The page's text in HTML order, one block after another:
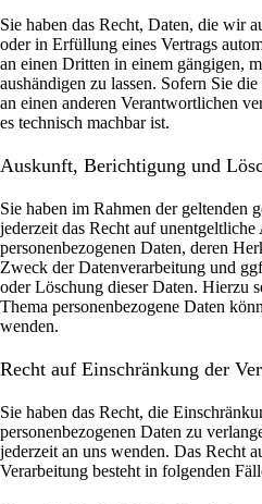
Sie haben das Recht, Daten, die wir
oder in Erfüllung eines Vertrags
an einen Dritten in einem gängigen,
aushändigen zu lassen. Sofern Sie
an einen anderen Verantwortlichen
es technisch machbar ist.
Auskunft, Berichtigung und
Sie haben im Rahmen der geltenden
jederzeit das Recht auf
personenbezogenen Daten, deren
Zweck der Datenverarbeitung und
oder Löschung dieser Daten. Hierzu
Thema personenbezogene Daten
wenden.
Recht auf Einschränkung der
Sie haben das Recht, die
personenbezogenen Daten zu
jederzeit an uns wenden. Das Recht
Verarbeitung besteht in folgenden